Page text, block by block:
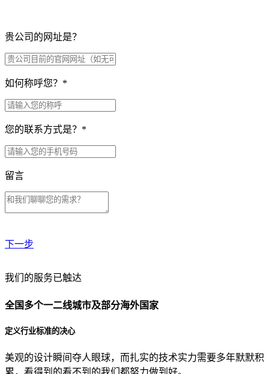
贵公司的网址是？
如何称呼您？ *
您的联系方式是？ *
留言
下一步
贵公司预算范围是？
贵公司的团队规模是？
目前主要的营销渠道是？
我们的服务已触达
全国多个一二线城市及部分海外国家
定义行业标准的决心
美观的设计瞬间夺人眼球，而扎实的技术实力需要多年默默积
累，看得到的看不到的我们都努力做到好。